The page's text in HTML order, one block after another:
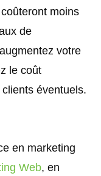
moins
de
votre
le coût
éventuels.
en marketing
Web, en